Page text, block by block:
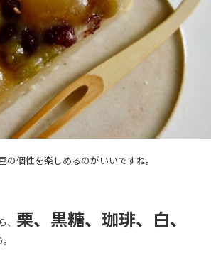
の個性を楽しめるのがいいですね。
栗、黒糖、珈琲、白、